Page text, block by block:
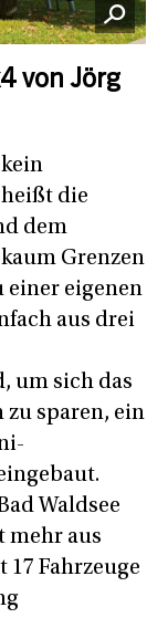
von Jörg
die
dem
Grenzen
einer eigenen
aus drei
um sich das
sparen, ein
Waldsee
mehr aus
17 Fahrzeuge